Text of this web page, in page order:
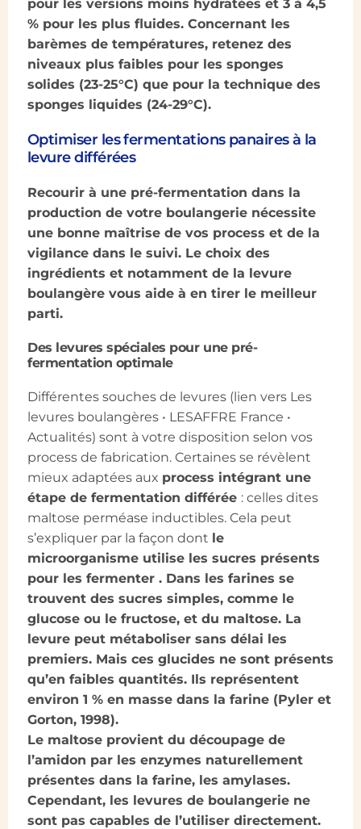
pour les versions moins hydratées et 3 à 4,5
% pour les plus fluides. Concernant les
barèmes de températures, retenez des
niveaux plus faibles pour les sponges
solides (23-25°C) que pour la technique des
sponges liquides (24-29°C).
Optimiser les fermentations panaires à la
levure différées
Recourir à une pré-fermentation dans la
production de votre boulangerie nécessite
une bonne maîtrise de vos process et de la
vigilance dans le suivi. Le choix des
ingrédients et notamment de la levure
boulangère vous aide à en tirer le meilleur
parti.
Des levures spéciales pour une pré-
fermentation optimale
Différentes souches de levures (lien vers Les
levures boulangères • LESAFFRE France •
Actualités) sont à votre disposition selon vos
process de fabrication. Certaines se révèlent
mieux adaptées aux process intégrant une
étape de fermentation différée : celles dites
maltose perméase inductibles. Cela peut
s’expliquer par la façon dont le
microorganisme utilise les sucres présents
pour les fermenter . Dans les farines se
trouvent des sucres simples, comme le
glucose ou le fructose, et du maltose. La
levure peut métaboliser sans délai les
premiers. Mais ces glucides ne sont présents
qu’en faibles quantités. Ils représentent
environ 1 % en masse dans la farine (Pyler et
Gorton, 1998).
Le maltose provient du découpage de
l’amidon par les enzymes naturellement
présentes dans la farine, les amylases.
Cependant, les levures de boulangerie ne
sont pas capables de l’utiliser directement.